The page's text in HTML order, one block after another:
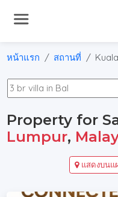
หน้าแรก สถานที่
Property for
Lumpur,
แสดงบนแ